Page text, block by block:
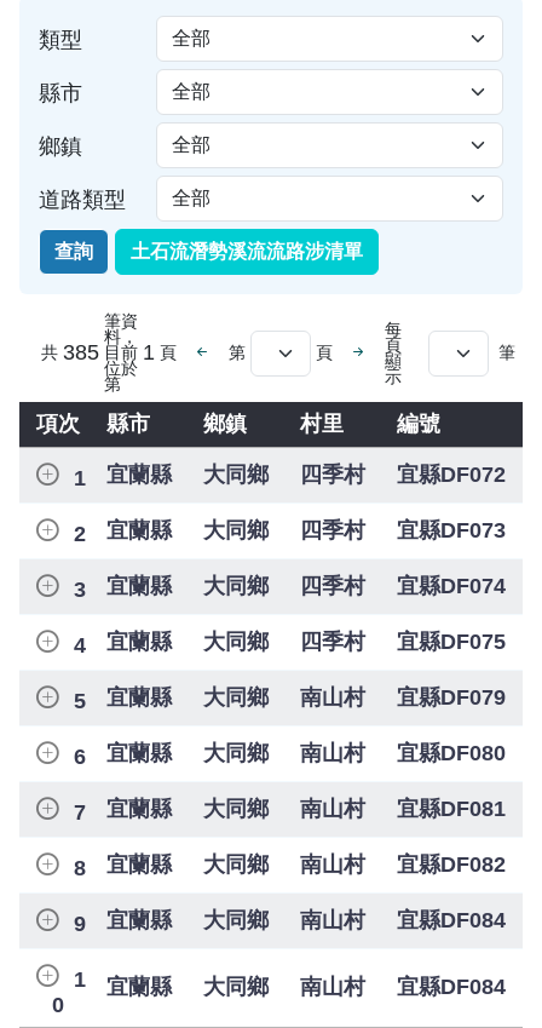
類型
縣市
鄉鎮
道路類型
查詢 土石流潛勢溪流流路涉清單
共 385
筆資
料，
目前
位於
第
1 頁 上一頁
選擇頁數
第 頁 下一頁
每
頁
顯
示
筆
鐵公路臨近土石流及大規模崩塌清單
項次 縣市 鄉鎮 村里 編號
1 宜蘭縣 大同鄉 四季村 宜縣DF072
2 宜蘭縣 大同鄉 四季村 宜縣DF073
3 宜蘭縣 大同鄉 四季村 宜縣DF074
4 宜蘭縣 大同鄉 四季村 宜縣DF075
5 宜蘭縣 大同鄉 南山村 宜縣DF079
6 宜蘭縣 大同鄉 南山村 宜縣DF080
7 宜蘭縣 大同鄉 南山村 宜縣DF081
8 宜蘭縣 大同鄉 南山村 宜縣DF082
9 宜蘭縣 大同鄉 南山村 宜縣DF084
1
0
宜蘭縣 大同鄉 南山村 宜縣DF084